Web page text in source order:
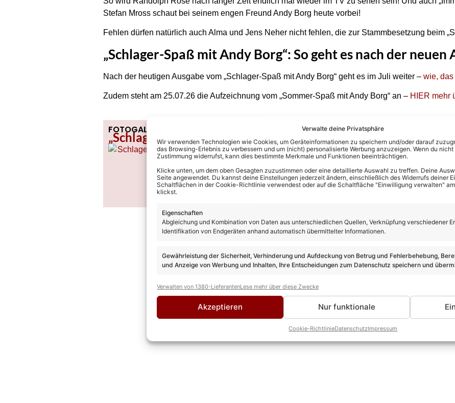
Verwalte deine Privatsphäre
Wir verwenden Technologien wie Cookies, um Geräteinformationen zu speichern und/oder darauf
das Browsing-Erlebnis zu verbessern und um (nicht) personalisierte Werbung anzuzeigen. Wenn du
Zustimmung widerrufst, kann dies bestimmte Merkmale und Funktionen beeinträchtigen.
Klicke unten, um dem oben Gesagten zuzustimmen oder eine detaillierte Auswahl zu treffen. Deine
Seite angewendet. Du kannst deine Einstellungen jederzeit ändern, einschließlich des Widerrufs deiner
Schaltflächen in der Cookie-Richtlinie verwendest oder auf die Schaltfläche "Einwilligung verwalten"
klickst.
Eigenschaften
Abgleichung und Kombination von Daten aus unterschiedlichen Quellen, Verknüpfung verschiedener
Identifikation von Endgeräten anhand automatisch übermittelter Informationen.
Gewährleistung der Sicherheit, Verhinderung und Aufdeckung von Betrug und Fehlerbehebung,
und Anzeige von Werbung und Inhalten, Ihre Entscheidungen zum Datenschutz speichern und
Verwalten von 1380-LieferantenLese mehr über diese Zwecke
Akzeptieren Nur funktionale
Cookie-RichtlinieDatenschutzImpressum
Stefan Mross schaut bei seinem engen Freund Andy Borg heute vorbei!
Fehlen dürfen natürlich auch Alma und Jens Neher nicht fehlen, die zur Stammbesetzung beim
„Schlager-Spaß mit Andy Borg“: So geht es nach der neuen
Nach der heutigen Ausgabe vom „Schlager-Spaß mit Andy Borg“ geht es im Juli weiter – wie, das
Zudem steht am 25.07.26 die Aufzeichnung vom „Sommer-Spaß mit Andy Borg“ an – HIER mehr
FOTOGALERIE
„Schlager-Spaß mit Andy Borg“: Erste Fotos aus der nächsten